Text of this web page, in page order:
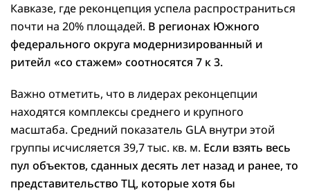
Кавказе, где реконцепция успела распространиться
почти на 20% площадей. В регионах Южного
федерального округа модернизированный и
ритейл «со стажем» соотносятся 7 к 3.
Важно отметить, что в лидерах реконцепции
находятся комплексы среднего и крупного
масштаба. Средний показатель GLA внутри этой
группы исчисляется 39,7 тыс. кв. м. Если взять весь
пул объектов, сданных десять лет назад и ранее, то
представительство ТЦ, которые хотя бы